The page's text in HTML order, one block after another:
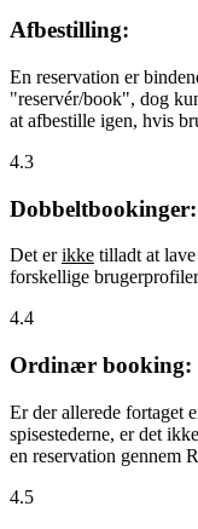
Afbestilling:
En reservation er
"reservér/book", dog
at afbestille igen, hvis
4.3
Dobbeltbookinger:
Det erikke tilladt at
forskellige
4.4
Ordinær booking:
Er der allerede fortaget
spisestederne, er det
en reservation gennem
4.5